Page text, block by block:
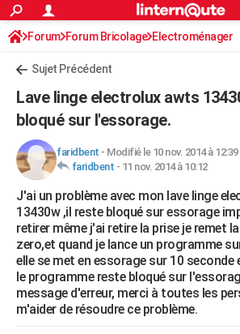
ACTUALITÉS
Politique
Société
Faits Divers
Education
Monde
Villes
+
Programme TV
TNTStreaming
Cinéma
Sorties cinéma
Musique
+FINANCE
Retraite
Impôts
Epargne
Immobilier
Risques naturels par ville
Banque
Assurance
Crédit
AUTO
Essais
Réserver un essai
Citadines
Berlines
SUV
Forum auto
HIGH-TECH
Mobiles
Meilleur smartphone
Internet
Ordinateurs
Jeux vidéo
Guide high-tech
+BRICOLAGE
Forum
Aménagement intérieur
Extérieur
Cuisine
Salle de bains
Jardinage
Rangement
WEEK-END
Guides de France
Escapades
Patrimoine
Expositions
Musées
Week-end nature
+LIFESTYLE
Art de vivre
Bien-être
Loisirs
Mode
Modes de vie
SANTE
S'inscrire
Connexion
Forum Forum Bricolage Electroménager
Sujet Précédent
Lave linge electrolux awts
bloqué sur l'essorage.
faridbent - Modifié le 10 nov. 2014 à 12:39
faridbent - 11 nov. 2014 à 10:12
J'ai un problème avec mon lave linge
13430w ,il reste bloqué sur essorage
retirer même j'ai retire la prise je remet
zero,et quand je lance un programme
elle se met en essorage sur 10 seconde
le programme reste bloqué sur
message d'erreur, merci à toutes les
m'aider de résoudre ce problème.